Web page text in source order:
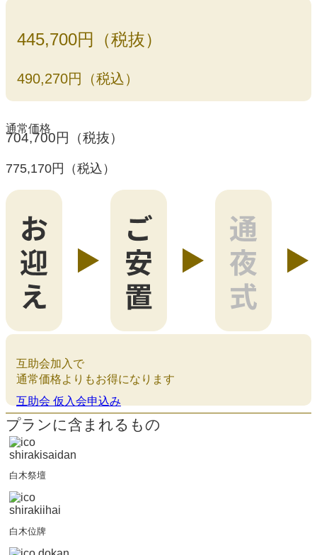
445,700円（税抜）
490,270円（税込）
通常価格
704,700円（税抜）
775,170円（税込）
互助会加入で
通常価格よりもお得になります
互助会 仮入会申込み
プランに含まれるもの
白木祭壇
白木位牌